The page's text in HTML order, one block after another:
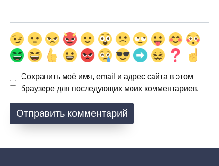
Сохранить моё имя, email и адрес сайта в этом
браузере для последующих моих комментариев.